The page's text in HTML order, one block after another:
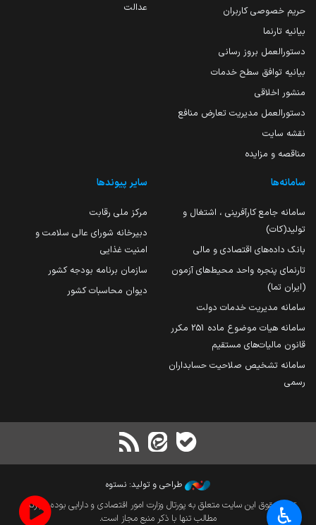
حریم خصوصی کاربران
بیانیه تارنما
دستورالعمل بروز رسانی
بیانیه توافق سطح خدمات
منشور اخلاقی
دستورالعمل مدیریت تعارض منافع
نقشه سایت
مناقصه و مزایده
عدالت
سامانه‌ها
سامانه جامع کارآفرینی ، اشتغال و
تولید(کات)
بانک داده‌های اقتصادی و مالی
تارنمای پنجره واحد محیط‌های آزمون
(ایران تما)
سامانه مدیریت خدمات دولت
سامانه هیات موضوع ماده 251 مکرر
قانون مالیات‌های مستقیم
سامانه تشخیص صلاحیت حسابداران
رسمی
سایر پیوندها
مرکز ملی رقابت
دبیرخانه شورای عالی سلامت و
امنیت غذایی
سازمان برنامه بودجه کشور
دیوان محاسبات کشور
طراحی و تولید: نستوه
تمام حقوق این سایت متعلق به پورتال وزارت امور اقتصادی و دارایی بوده و بازنشر
مطالب تنها با ذکر منبع مجاز است.
♿︎